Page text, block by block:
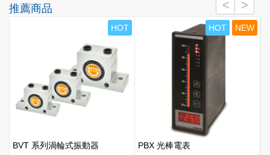
推薦商品
HOT
BVT 系列渦輪式振動器
HOT NEW
PBX 光棒電表